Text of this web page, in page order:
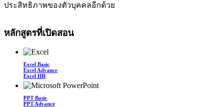
ประสิทธิภาพของตัวบุคคลอีกด้วย
หลักสูตรที่เปิดสอน
Excel Basic
Excel Advance
Excel HR
PPT Basic
PPT Advance